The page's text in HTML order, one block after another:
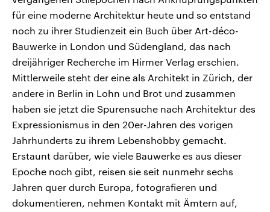
für eine moderne Architektur heute und so entstand
noch zu ihrer Studienzeit ein Buch über Art-déco-
Bauwerke in London und Südengland, das nach
dreijähriger Recherche im Hirmer Verlag erschien.
Mittlerweile steht der eine als Architekt in Zürich, der
andere in Berlin in Lohn und Brot und zusammen
haben sie jetzt die Spurensuche nach Architektur des
Expressionismus in den 20er-Jahren des vorigen
Jahrhunderts zu ihrem Lebenshobby gemacht.
Erstaunt darüber, wie viele Bauwerke es aus dieser
Epoche noch gibt, reisen sie seit nunmehr sechs
Jahren quer durch Europa, fotografieren und
dokumentieren, nehmen Kontakt mit Ämtern auf,